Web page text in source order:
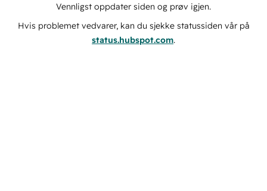
Vennligst oppdater siden og prøv igjen.
Hvis problemet vedvarer, kan du sjekke statussiden vår på
status.hubspot.com.